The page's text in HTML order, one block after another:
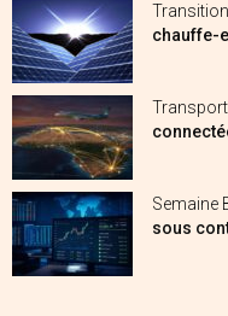
chauffe-
Semaine
sous